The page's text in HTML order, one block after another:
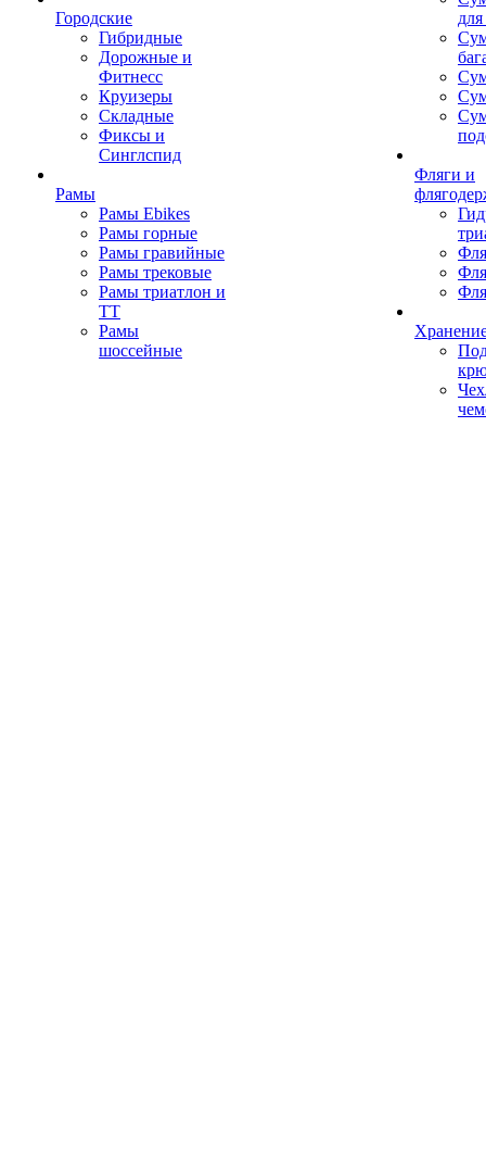
Городские
Гибридные
Дорожные и
Фитнесс
Круизеры
Складные
Фиксы и
Синглспид
Рамы
Рамы Ebikes
Рамы горные
Рамы гравийные
Рамы трековые
Рамы триатлон и
ТТ
Рамы
шоссейные
Фляги и